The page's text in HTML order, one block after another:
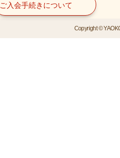
ご入会手続きについて
Copyright ©